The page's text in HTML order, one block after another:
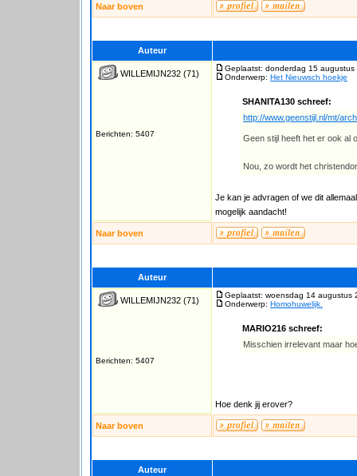
Naar boven
Auteur
WILLEMIJN232 (71)
Berichten: 5407
Geplaatst: donderdag 15
Onderwerp: Het Nieuwsch hoekje
SHANITA130 schreef:
http://www.geenstijl.nl/mt/
Geen stijl heeft het er ook al
Nou, zo wordt het
Je kan je advragen of we dit
mogelijk aandacht!
Naar boven
Auteur
WILLEMIJN232 (71)
Berichten: 5407
Geplaatst: woensdag 14 augustus
Onderwerp: Homohuwelijk.
MARIO216 schreef:
Misschien irrelevant maar
Hoe denk jij erover?
Naar boven
Auteur